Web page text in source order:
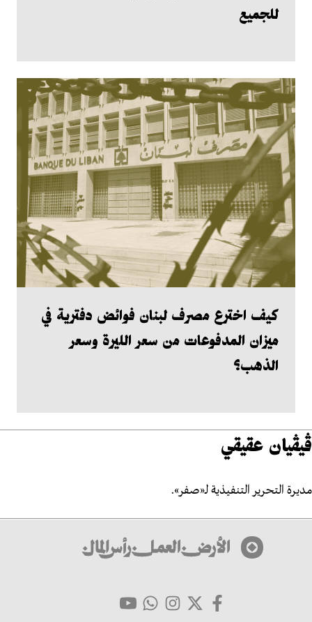
للجميع
كيف اخترع مصرف لبنان فوائض دفترية في
ميزان المدفوعات من سعر الليرة وسعر
الذهب؟
ڤيڤيان عقيقي
مديرة التحرير التنفيذية لـ«صفر».
فيسبوكتويتر إنستاغرامانضم/ي الى مجموعة الواتسآب
يوتيوب